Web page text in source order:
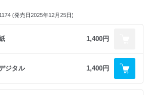
てナンボですよ：長谷川迷人
ラー：竹村典夫
ト：マゼンタ
庵八十八
マー・ガレージ：北澤志朗
基本講座：内藤あんも
るための蘊蓄資料講座：STEINER
ぁ ゆうり
邦宏氏×秋山いさみ氏 F-104J“栄光”
ク」満載! ファインモールド 航空自衛隊戦闘機シ
空自衛隊 F-104J 戦闘機“栄光”：秋山いさみ
たせる“制空塗装”を纏った闘志あふれるマルヨン
航空自衛隊 F-104J 戦闘機“戦競”：横山統一郎
FILE
(発売日2025年12月25日)
1,400円
ジタル 1,400円